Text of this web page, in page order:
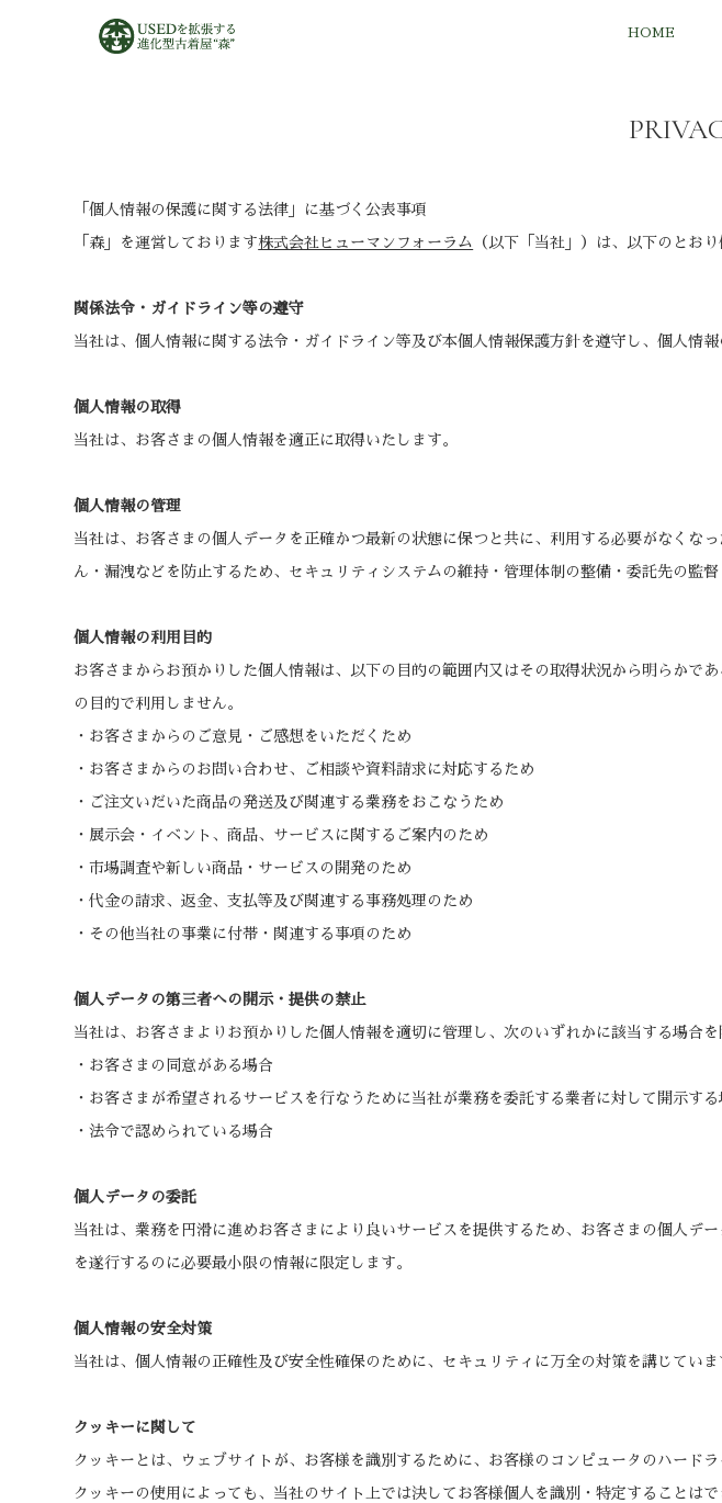
HOME
「個人情報の保護に関する法律」に基づく公表事項
「森」を運営しております株式会社ヒューマンフォーラム （以下「当社」）は、以下のとお
関係法令・ガイドライン等の遵守
当社は、個人情報に関する法令・ガイドライン等及び本個人情報保護方針を遵守し、個人情報
個人情報の取得
当社は、お客さまの個人情報を適正に取得いたします。
個人情報の管理
当社は、お客さまの個人データを正確かつ最新の状態に保つと共に、利用する必要がなくな
ん・漏洩などを防止するため、セキュリティシステムの維持・管理体制の整備・委託先の監
個人情報の利用目的
お客さまからお預かりした個人情報は、以下の目的の範囲内又はその取得状況から明らかで
の目的で利用しません。
・お客さまからのご意見・ご感想をいただくため
・お客さまからのお問い合わせ、ご相談や資料請求に対応するため
・ご注文いだいた商品の発送及び関連する業務をおこなうため
・展示会・イベント、商品、サービスに関するご案内のため
・市場調査や新しい商品・サービスの開発のため
・代金の請求、返金、支払等及び関連する事務処理のため
・その他当社の事業に付帯・関連する事項のため
個人データの第三者への開示・提供の禁止
当社は、お客さまよりお預かりした個人情報を適切に管理し、次のいずれかに該当する場合
・お客さまの同意がある場合
・お客さまが希望されるサービスを行なうために当社が業務を委託する業者に対して開示する
・法令で認められている場合
個人データの委託
当社は、業務を円滑に進めお客さまにより良いサービスを提供するため、お客さまの個人デ
を遂行するのに必要最小限の情報に限定します。
個人情報の安全対策
当社は、個人情報の正確性及び安全性確保のために、セキュリティに万全の対策を講じていま
クッキーに関して
クッキーとは、ウェブサイトが、お客様を識別するために、お客様のコンピュータのハード
クッキーの使用によっても、当社のサイト上では決してお客様個人を識別・特定することはで